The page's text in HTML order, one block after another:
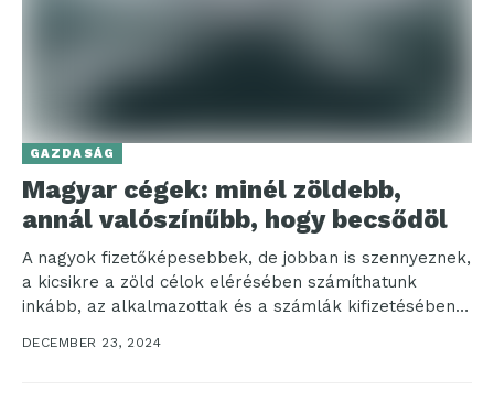
GAZDASÁG
Magyar cégek: minél zöldebb,
annál valószínűbb, hogy becsődöl
A nagyok fizetőképesebbek, de jobban is szennyeznek,
a kicsikre a zöld célok elérésében számíthatunk
inkább, az alkalmazottak és a számlák kifizetésében
DECEMBER 23, 2024